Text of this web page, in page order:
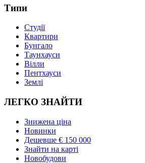
Типи
Студії
Квартири
Бунгало
Таунхауси
Вілли
Пентхауси
Землі
ЛЕГКО ЗНАЙТИ
Знижена ціна
Новинки
Дешевше € 150 000
Знайти на карті
Новобудови